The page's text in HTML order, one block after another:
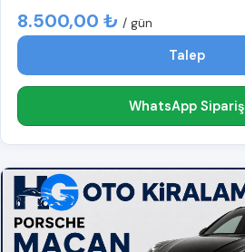
8.500,00 ₺ / gün
Talep
WhatsApp Sipariş